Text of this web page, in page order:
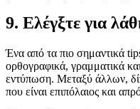
9. Ελέγξτε για
Ένα από τα πιο σημαντικά
ορθογραφικά, γραμματικά
εντύπωση. Μεταξύ άλλων,
που είναι επιπόλαιος και